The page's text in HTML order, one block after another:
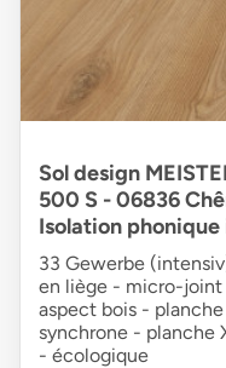
Sol design
500 S - 06836
Isolation
33 Gewerbe
en liège - micro-joint
aspect bois -
synchrone - planche
- écologique